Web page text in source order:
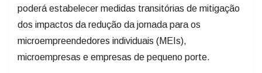
poderá estabelecer medidas transitórias de mitigação
dos impactos da redução da jornada para os
microempreendedores individuais (MEIs),
microempresas e empresas de pequeno porte.